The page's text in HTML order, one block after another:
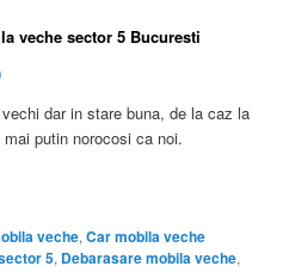
veche sector 5 Bucuresti
dar in stare buna, de la caz la
putin norocosi ca noi.
veche,Car mobila veche
5, Debarasare mobila veche,